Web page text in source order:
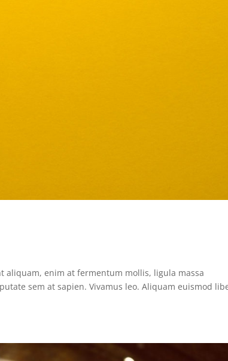
aliquam, enim at fermentum mollis, ligula massa
sem at sapien. Vivamus leo. Aliquam euismod